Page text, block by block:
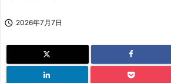
 2026年7月7日